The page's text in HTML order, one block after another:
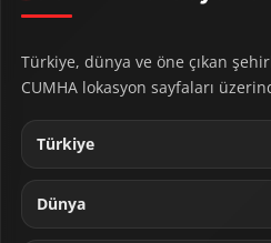
Türkiye, dünya ve öne çıkan
CUMHA lokasyon sayfaları
Türkiye
Dünya